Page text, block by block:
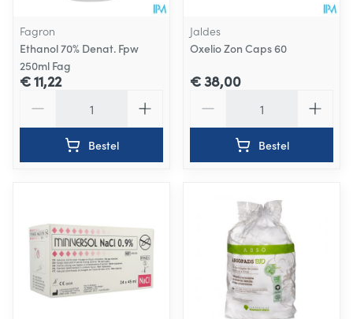
Fagron
Ethanol 70% Denat. Fpw
250ml Fag
€ 11,22
Bestel
Jaldes
Oxelio Zon Caps 60
€ 38,00
Bestel